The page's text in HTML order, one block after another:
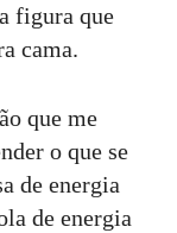
figura que
cama.
que me
o que se
de energia
de energia